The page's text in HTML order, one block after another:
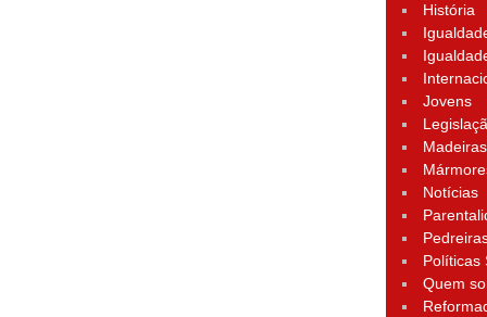
História
Jovens
Madeiras
Notícias
Políticas
Quem